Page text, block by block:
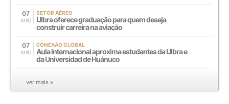
07
AGO
SETOR AÉREO
Ulbra oferece graduação para quem deseja
construir carreira na aviação
07
AGO
CONEXÃO GLOBAL
Aula internacional aproxima estudantes da Ulbra e
da Universidad de Huánuco
ver mais »